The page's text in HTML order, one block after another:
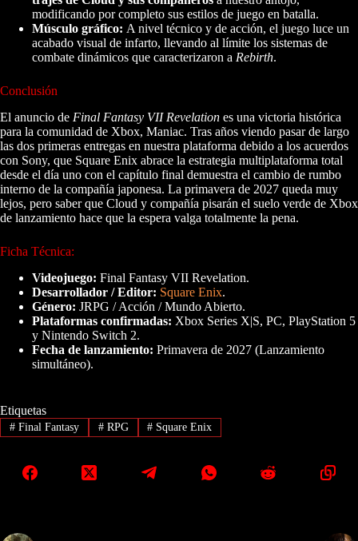
modificando por completo sus estilos de juego en batalla.
Músculo gráfico: A nivel técnico y de acción, el juego luce un
acabado visual de infarto, llevando al límite los sistemas de
combate dinámicos que caracterizaron a Rebirth.
Conclusión
El anuncio de Final Fantasy VII Revelation es una victoria histórica
para la comunidad de Xbox, Maniac. Tras años viendo pasar de largo
las dos primeras entregas en nuestra plataforma debido a los acuerdos
con Sony, que Square Enix abrace la estrategia multiplataforma total
desde el día uno con el capítulo final demuestra el cambio de rumbo
interno de la compañía japonesa. La primavera de 2027 queda muy
lejos, pero saber que Cloud y compañía pisarán el suelo verde de Xbox
de lanzamiento hace que la espera valga totalmente la pena.
Ficha Técnica:
Videojuego: Final Fantasy VII Revelation.
Desarrollador / Editor: Square Enix.
Género: JRPG / Acción / Mundo Abierto.
Plataformas confirmadas: Xbox Series X|S, PC, PlayStation 5
y Nintendo Switch 2.
Fecha de lanzamiento: Primavera de 2027 (Lanzamiento
simultáneo).
Etiquetas
#Final Fantasy #RPG # Square Enix